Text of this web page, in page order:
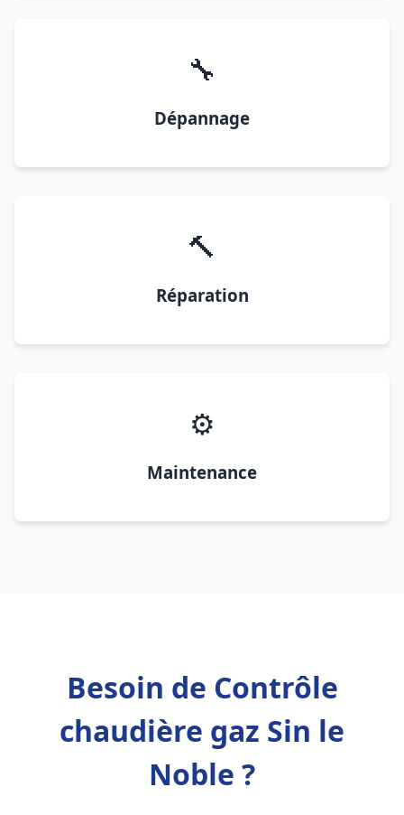
🔧
Dépannage
🔨
Réparation
⚙️
Maintenance
Besoin de Contrôle
chaudière gaz Sin le
Noble ?